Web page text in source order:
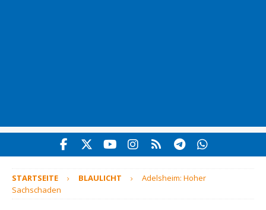
STARTSEITE BLAULICHT
Adelsheim: Hoher
Sachschaden